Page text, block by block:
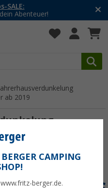
-20% auf Kleidung und Schuhe
Mit dem Aktionscode
20SSV
ab 2019
(mit
Sprinter ab
CAMPING
berger.de.